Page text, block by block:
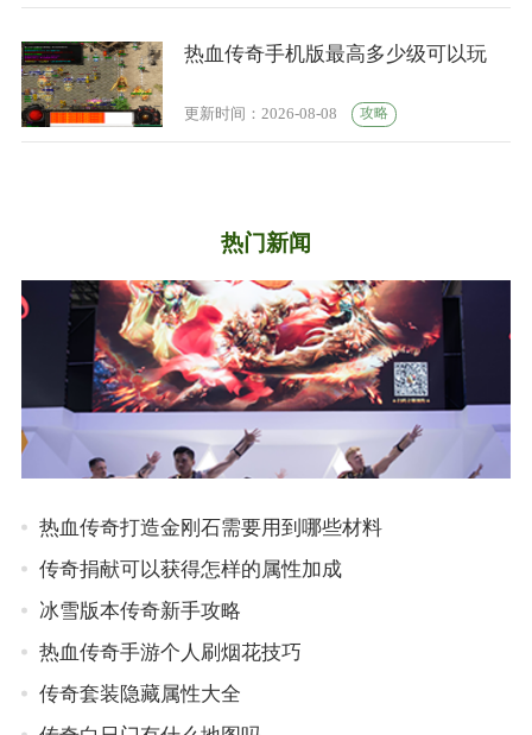
热血传奇手机版最高多少级可以玩
更新时间：2026-08-08 攻略
热门新闻
热血传奇打造金刚石需要用到哪些材料
传奇捐献可以获得怎样的属性加成
冰雪版本传奇新手攻略
热血传奇手游个人刷烟花技巧
传奇套装隐藏属性大全